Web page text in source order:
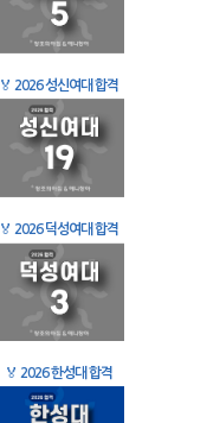
🏅 2026 성신여대 합격
🏅 2026 덕성여대 합격
🏅 2026 한성대 합격